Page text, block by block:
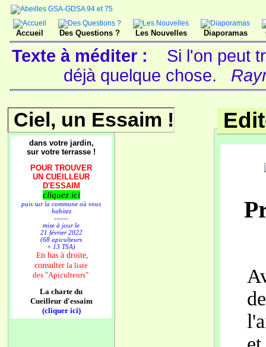
Accueil Des Questions ? Les Nouvelles Diaporamas
Texte à méditer :
Si l'on peut
déjà quelque chose.
Ciel, un Essaim !
dans votre jardin,
sur votre terrasse !
POUR TROUVER
UN CUEILLEUR
D'ESSAIM
cliquez ici
puis sur la commune où vous
habitez
------
mise à jour le
21 février 2022
(68 apiculteurs
+ 13 TSA)
En bas à droite,
consulter la liste
des "Apiculteurs"
La charte du
Cueilleur d'essaim
(cliquer ici)